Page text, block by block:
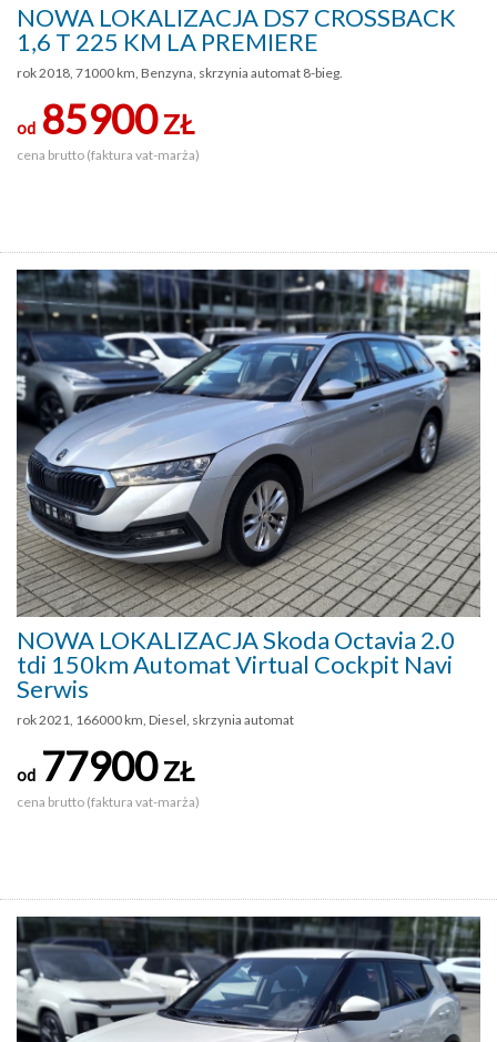
NOWA LOKALIZACJA DS7 CROSSBACK
1,6 T 225 KM LA PREMIERE
rok 2018, 71000 km, Benzyna, skrzynia automat 8-bieg.
od 85900ZŁ
cena brutto (faktura vat-marża)
NOWA LOKALIZACJA Skoda Octavia 2.0
tdi 150km Automat Virtual Cockpit Navi
Serwis
rok 2021, 166000 km, Diesel, skrzynia automat
od 77900ZŁ
cena brutto (faktura vat-marża)